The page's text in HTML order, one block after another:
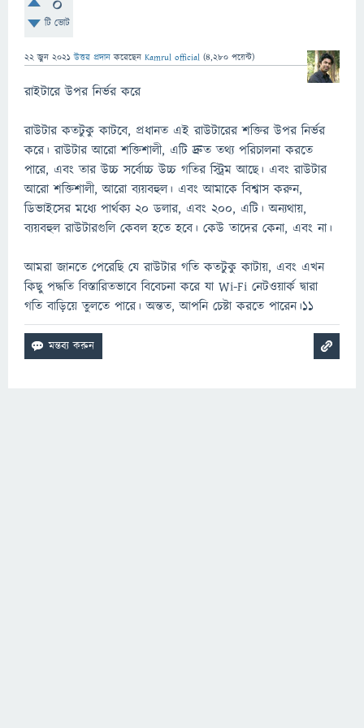
টি ভোট
22 জুন 2021 উত্তর প্রদান করেছেন Kamrul official (4,280 পয়েন্ট)
রাইটারে উপর নির্ভর করে
রাউটার কতটুকু কাটবে, প্রধানত এই রাউটারের শক্তির উপর নির্ভর
করে। রাউটার আরো শক্তিশালী, এটি দ্রুত তথ্য পরিচালনা করতে
পারে, এবং তার উচ্চ সর্বোচ্চ উচ্চ গতির স্ট্রিম আছে। এবং রাউটার
আরো শক্তিশালী, আরো ব্যয়বহুল। এবং আমাকে বিশ্বাস করুন,
ডিভাইসের মধ্যে পার্থক্য ২0 ডলার, এবং 200, এটি। অন্যথায়,
ব্যয়বহুল রাউটারগুলি কেবল হতে হবে। কেউ তাদের কেনা, এবং না।
আমরা জানতে পেরেছি যে রাউটার গতি কতটুকু কাটায়, এবং এখন
কিছু পদ্ধতি বিস্তারিতভাবে বিবেচনা করে যা Wi-Fi নেটওয়ার্ক দ্বারা
গতি বাড়িয়ে তুলতে পারে। অন্তত, আপনি চেষ্টা করতে পারেন।১১